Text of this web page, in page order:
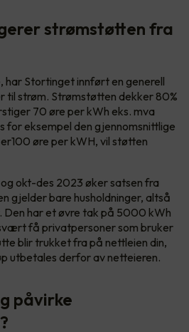
strømstøtten fra
har Stortinget innført en generell
strøm. Strømstøtten dekker 80%
70 øre per kWh eks. mva
for eksempel den gjennomsnittlige
øre per kWH, vil støtten
okt-des 2023 øker satsen fra
gjelder bare husholdninger, altså
har et øvre tak på 5000 kWh
få privatpersoner som bruker
blir trukket fra på nettleien din,
utbetales derfor av netteieren.
påvirke